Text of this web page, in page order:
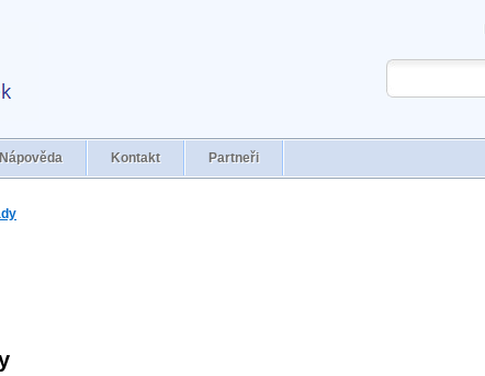
Nápověda Kontakt Partneři